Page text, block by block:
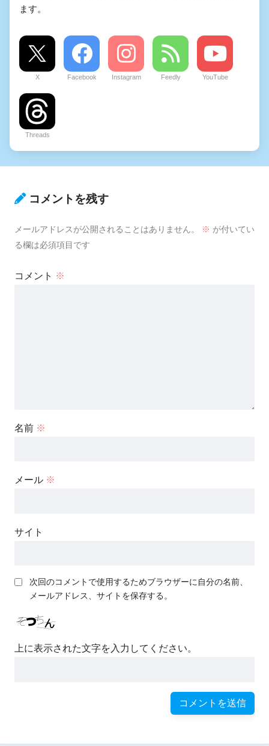
ます。
X Facebook Instagram Feedly YouTube
Threads
コメントを残す
メールアドレスが公開されることはありません。 ※ が付いてい
る欄は必須項目です
コメント ※
名前 ※
メール ※
サイト
次回のコメントで使用するためブラウザーに自分の名前、
メールアドレス、サイトを保存する。
上に表示された文字を入力してください。